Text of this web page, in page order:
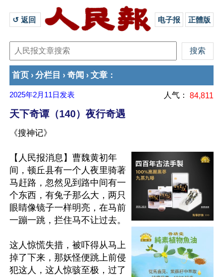
↺ 返回 电子报 正體版
首页 › 分栏目 › 奇闻 › 文章 ：
2025年2月11日 发表 人气： 84,811
天下奇谭（140）夜行奇遇
《搜神记》
【人民报消息】曹魏黄初年
间，顿丘县有一个人夜里骑著
马赶路，忽然见到路中间有一
个东西，有兔子那么大，两只
眼睛像镜子一样明亮，在马前
一蹦一跳，拦住马不让过去。
这人惊慌失措，被吓得从马上
掉了下来，那妖怪便跳上前侵
犯这人，这人惊骇至极，过了